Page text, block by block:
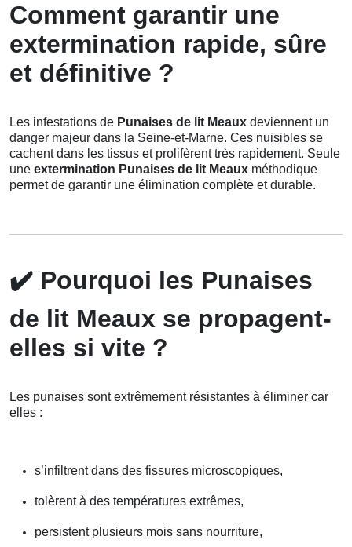
Comment garantir une
extermination rapide, sûre
et définitive ?
Les infestations de Punaises de lit Meaux deviennent un
danger majeur dans la Seine-et-Marne. Ces nuisibles se
cachent dans les tissus et prolifèrent très rapidement. Seule
une extermination Punaises de lit Meaux méthodique
permet de garantir une élimination complète et durable.
✔️ Pourquoi les Punaises
de lit Meaux se propagent-
elles si vite ?
Les punaises sont extrêmement résistantes à éliminer car
elles :
s’infiltrent dans des fissures microscopiques,
tolèrent à des températures extrêmes,
persistent plusieurs mois sans nourriture,